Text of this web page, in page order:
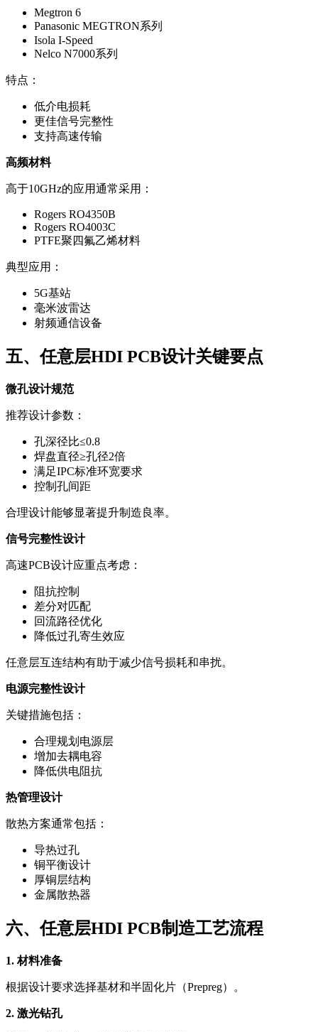
Megtron 6
Panasonic MEGTRON系列
Isola I-Speed
Nelco N7000系列
特点：
低介电损耗
更佳信号完整性
支持高速传输
高频材料
高于10GHz的应用通常采用：
Rogers RO4350B
Rogers RO4003C
PTFE聚四氟乙烯材料
典型应用：
5G基站
毫米波雷达
射频通信设备
五、任意层HDI PCB设计关键要点
微孔设计规范
推荐设计参数：
孔深径比≤0.8
焊盘直径≥孔径2倍
满足IPC标准环宽要求
控制孔间距
合理设计能够显著提升制造良率。
信号完整性设计
高速PCB设计应重点考虑：
阻抗控制
差分对匹配
回流路径优化
降低过孔寄生效应
任意层互连结构有助于减少信号损耗和串扰。
电源完整性设计
关键措施包括：
合理规划电源层
增加去耦电容
降低供电阻抗
热管理设计
散热方案通常包括：
导热过孔
铜平衡设计
厚铜层结构
金属散热器
六、任意层HDI PCB制造工艺流程
1. 材料准备
根据设计要求选择基材和半固化片（Prepreg）。
2. 激光钻孔